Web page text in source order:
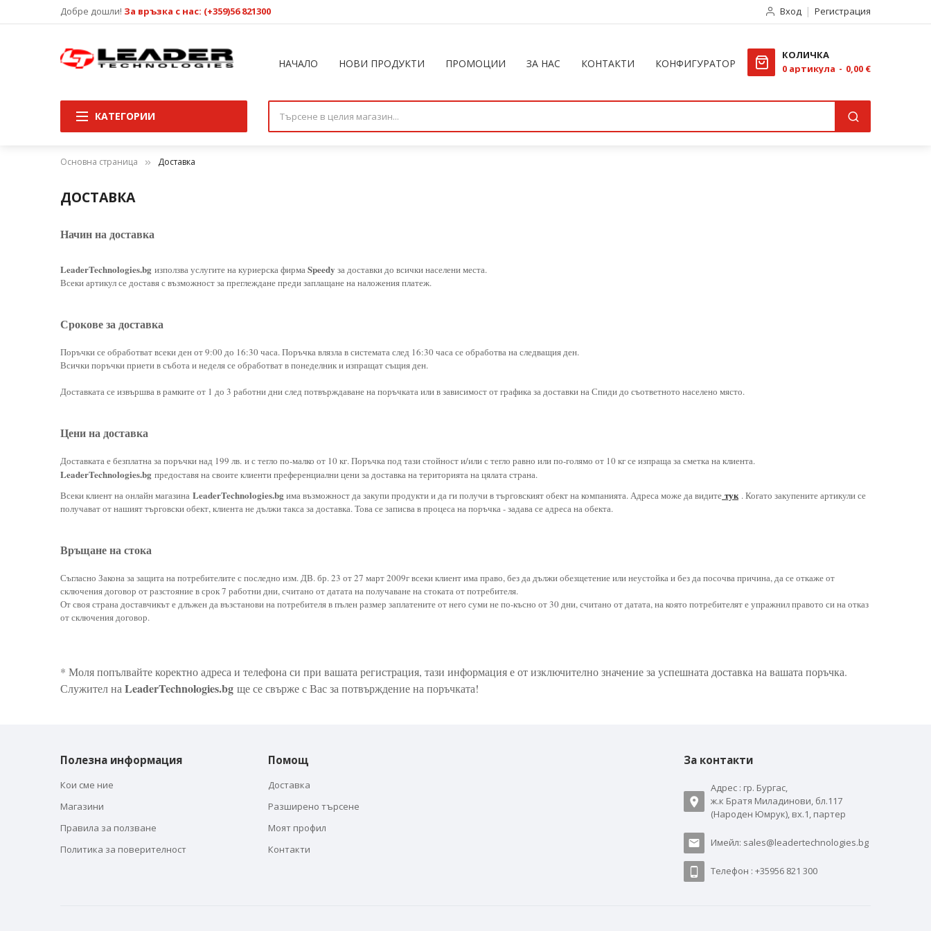
Добре дошли! За връзка с нас: (+359)56 821300 Вход Регистрация
НАЧАЛО НОВИ ПРОДУКТИ ПРОМОЦИИ ЗА НАС КОНТАКТИ КОНФИГУРАТОР
КОЛИЧКА
0 артикула 0,00 €
КАТЕГОРИИ
Основна страница Доставка
ДОСТАВКА
Начин на доставка
LeaderTechnologies.bg използва услугите на куриерска фирмаSpeedy за доставки до всички населени места.
Всеки артикул се доставя с възможност за преглеждане преди заплащане на наложения платеж.
Срокове за доставка
Поръчки се обработват всеки ден от 9:00 до 16:30 часа. Поръчка влязла в системата след 16:30 часа се обработва на следващия ден.
Всички поръчки приети в събота и неделя се обработват в понеделник и изпращат същия ден.
Доставката се извършва в рамките от 1 до 3 работни дни след потвърждаване на поръчката или в зависимост от графика за доставки на Спиди до съответното населено място.
Цени на доставка
Доставката е безплатна за поръчки над 199 лв. и с тегло по-малко от 10 кг. Поръчка под тази стойност и/или с тегло равно или по-голямо от 10 кгсе изпраща за сметка на клиента.
LeaderTechnologies.bg предоставя на своите клиенти преференциални цени за доставка на територията на цялата страна.
Всеки клиент на онлайн магазина LeaderTechnologies.bgима възможност да закупи продукти и да ги получи в търговският обект на компанията. Адреса може да видите тук. Когато закупените артикули се
получават от нашият търговски обект, клиента не дължи такса за доставка. Това се записва в процеса на поръчка - задава се адреса на обекта.
Връщане на стока
Съгласно Закона за защита на потребителите с последно изм. ДВ. бр. 23 от 27 март 2009г всеки клиент има право, без да дължи обезщетение или неустойка и без да посочва причина, да се откаже от
сключения договор от разстояние в срок 7 работни дни, считано от датата на получаване на стоката от потребителя.
От своя страна доставчикът е длъжен да възстанови на потребителя в пълен размер заплатените от него суми не по-късно от 30 дни, считано от датата, на която потребителят е упражнил правото си на отказ
от сключения договор.
* Моля попълвайте коректно адреса и телефона си при вашата регистрация, тази информация е от изключително значение за успешната доставка на вашата поръчка.
Служител на LeaderTechnologies.bg ще се свърже с Вас за потвърждение на поръчката!
Полезна информация
Кои сме ние
Магазини
Правила за ползване
Политика за поверителност
Помощ
Доставка
Разширено търсене
Моят профил
Контакти
За контакти
Адрес : гр. Бургас,
ж.к Братя Миладинови, бл.117
(Народен Юмрук), вх.1, партер
Имейл: sales@leadertechnologies.bg
Телефон : +35956 821 300